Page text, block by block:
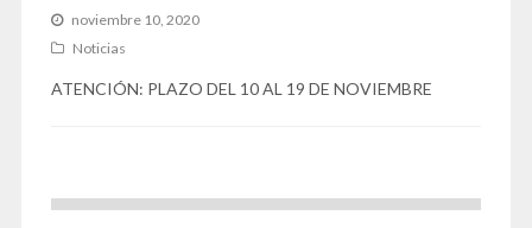
noviembre 10, 2020
Noticias
ATENCIÓN: PLAZO DEL 10 AL 19 DE NOVIEMBRE